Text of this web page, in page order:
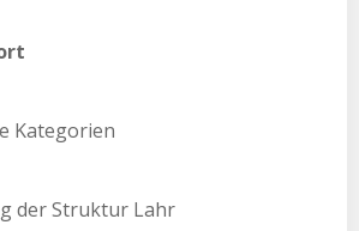
Kategorien
der Struktur Lahr